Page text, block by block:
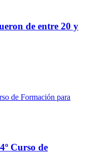
de entre 20 y
Curso de